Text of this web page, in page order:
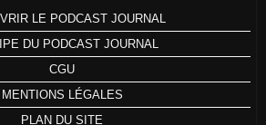
LE PODCAST JOURNAL
DU PODCAST JOURNAL
CGU
MENTIONS LÉGALES
PLAN DU SITE